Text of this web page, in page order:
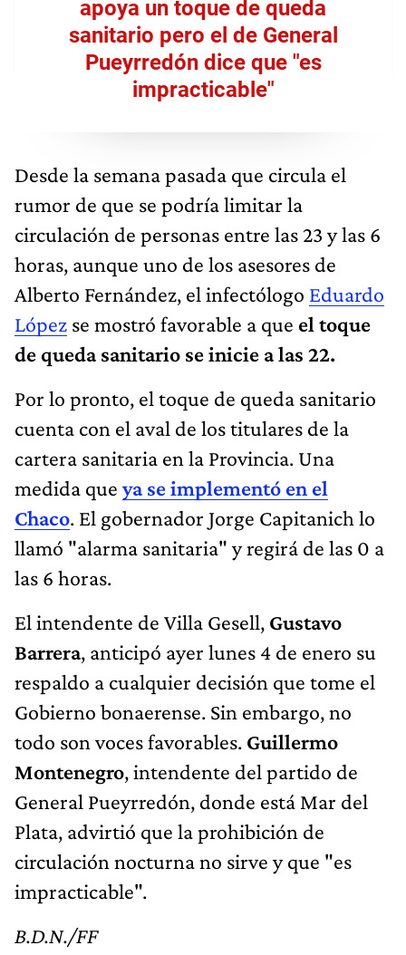
apoya un toque de queda
sanitario pero el de General
Pueyrredón dice que "es
impracticable"
Desde la semana pasada que circula el
rumor de que se podría limitar la
circulación de personas entre las 23 y las 6
horas, aunque uno de los asesores de
Alberto Fernández, el infectólogo Eduardo
López se mostró favorable a que el toque
de queda sanitario se inicie a las 22.
Por lo pronto, el toque de queda sanitario
cuenta con el aval de los titulares de la
cartera sanitaria en la Provincia. Una
medida que ya se implementó en el
Chaco. El gobernador Jorge Capitanich lo
llamó "alarma sanitaria" y regirá de las 0 a
las 6 horas.
El intendente de Villa Gesell, Gustavo
Barrera, anticipó ayer lunes 4 de enero su
respaldo a cualquier decisión que tome el
Gobierno bonaerense. Sin embargo, no
todo son voces favorables. Guillermo
Montenegro, intendente del partido de
General Pueyrredón, donde está Mar del
Plata, advirtió que la prohibición de
circulación nocturna no sirve y que "es
impracticable".
B.D.N./FF